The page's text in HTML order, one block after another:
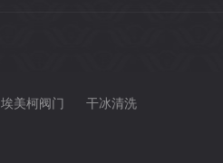
埃美柯阀门
干冰清洗